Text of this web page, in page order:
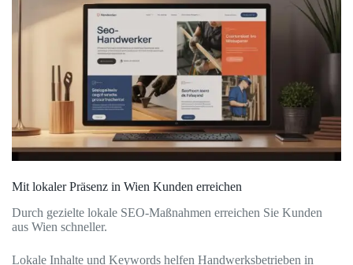
Mit lokaler Präsenz in Wien Kunden erreichen
Durch gezielte lokale SEO-Maßnahmen erreichen Sie Kunden
aus Wien schneller.
Lokale Inhalte und Keywords helfen Handwerksbetrieben in